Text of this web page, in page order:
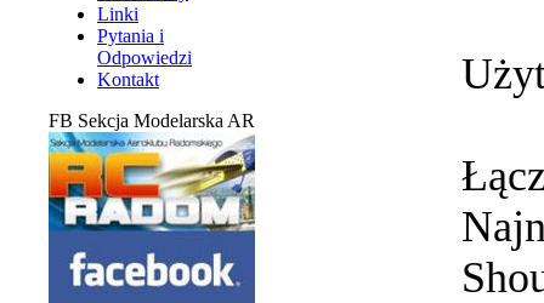
Linki
Pytania i
Odpowiedzi
Kontakt
FB Sekcja Modelarska AR